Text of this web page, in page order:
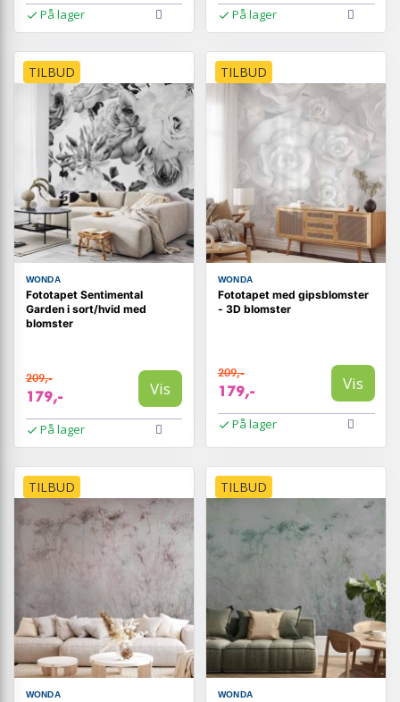
På lager På lager
TILBUD
WONDA
Fototapet Sentimental
Garden i sort/hvid med
blomster
209,-
179,- Vis
På lager
TILBUD
WONDA
Fototapet med gipsblomster
- 3D blomster
209,-
179,- Vis
På lager
TILBUD
WONDA
TILBUD
WONDA